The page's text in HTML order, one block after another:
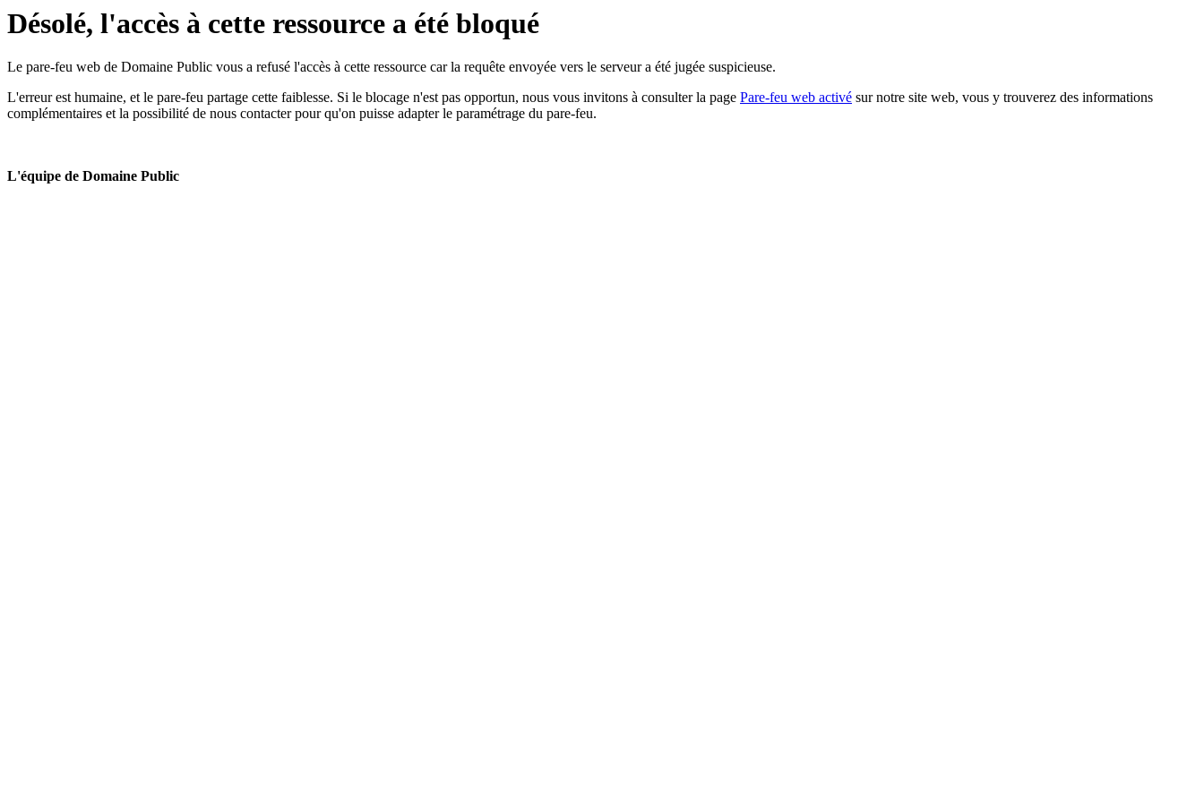
Désolé, l'accès à cette ressource a été bloqué
Le pare-feu web de Domaine Public vous a refusé l'accès à cette ressource car la requête envoyée vers le serveur a été jugée suspicieuse.
L'erreur est humaine, et le pare-feu partage cette faiblesse. Si le blocage n'est pas opportun, nous vous invitons à consulter la page Pare-feu web activé sur notre site web, vous y trouverez des informations
complémentaires et la possibilité de nous contacter pour qu'on puisse adapter le paramétrage du pare-feu.
L'équipe de Domaine Public